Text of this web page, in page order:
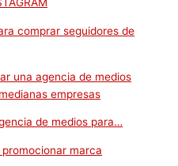
comprar seguidores de
de medios para…